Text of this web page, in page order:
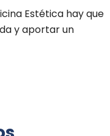
Estética hay que
y aportar un